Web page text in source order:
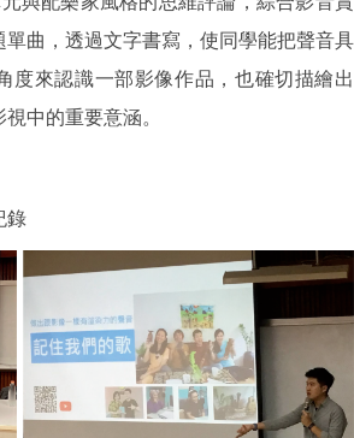
曲，透過文字書寫，使同學能把聲音具
度來認識一部影像作品，也確切描繪出
中的重要意涵。
錄